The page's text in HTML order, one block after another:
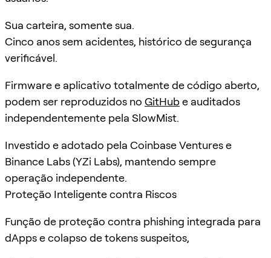
Sua carteira, somente sua.
Cinco anos sem acidentes, histórico de segurança
verificável.
Firmware e aplicativo totalmente de código aberto,
podem ser reproduzidos no GitHube auditados
independentemente pela SlowMist.
Investido e adotado pela Coinbase Ventures e
Binance Labs (YZi Labs), mantendo sempre
operação independente.
Proteção Inteligente contra Riscos
Função de proteção contra phishing integrada para
dApps e colapso de tokens suspeitos,